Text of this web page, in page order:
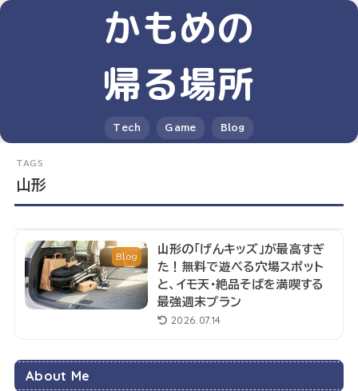
かもめの
帰る場所
Tech Game Blog
山形
Blog
山形の「げんキッズ」が最高すぎ
た！無料で遊べる穴場スポット
と、イモ天・絶品そばを満喫する
最強週末プラン
2026.07.14
About Me